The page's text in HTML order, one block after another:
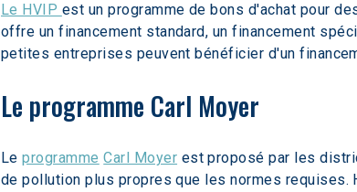
Le HVIP est un programme de bons d'achat pour
offre un financement standard, un financement
petites entreprises peuvent bénéficier d'un
Le programme Carl Moyer
Le programme Carl Moyer est proposé par les
de pollution plus propres que les normes